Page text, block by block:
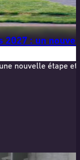
: un
nouvelle étape